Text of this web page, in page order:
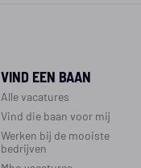
VIND EEN BAAN
Alle vacatures
Vind die baan voor mij
Werken bij de mooiste
bedrijven